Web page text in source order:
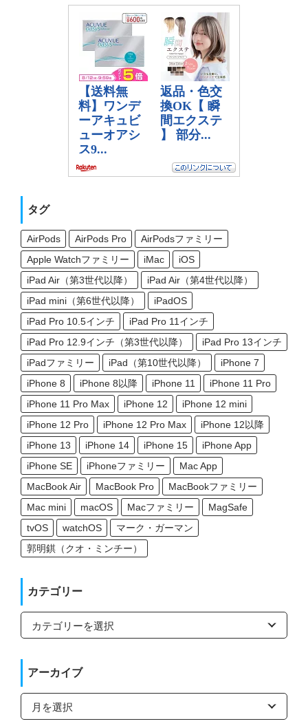
タグ
AirPods AirPods Pro
AirPodsファミリー
Apple Watchファミリー
iMac
iOS
iPad Air（第3世代以降）
iPad Air（第4世代以降）
iPad mini（第6世代以降）
iPadOS
iPad Pro 10.5インチ
iPad Pro 11インチ
iPad Pro 12.9インチ（第3世代以降）
iPad Pro 13インチ
iPadファミリー
iPad（第10世代以降）
iPhone 7
iPhone 8
iPhone 8以降 iPhone 11
iPhone 11 Pro
iPhone 11 Pro Max
iPhone 12
iPhone 12 mini
iPhone 12 Pro
iPhone 12 Pro Max
iPhone 12以降
iPhone 13
iPhone 14 iPhone 15
iPhone App
iPhone SE
iPhoneファミリー
Mac App
MacBook Air
MacBook Pro
MacBookファミリー
Mac mini
macOS Macファミリー
MagSafe
tvOS
watchOS
マーク・ガーマン
郭明錤（クオ・ミンチー）
カテゴリー
カ
ゴ
ー
アーカイブ
ア
カ